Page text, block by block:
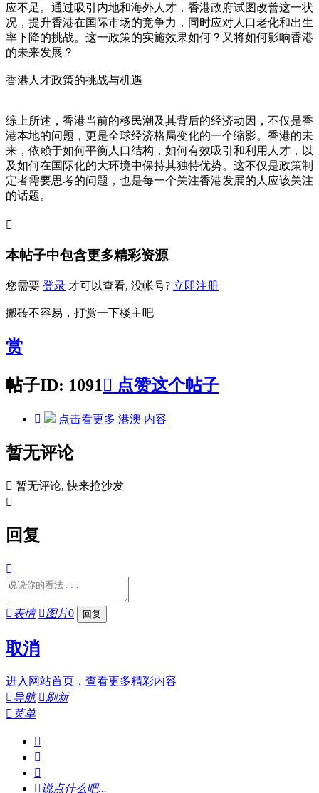
应不足。通过吸引内地和海外人才，香港政府试图改善这一状
况，提升香港在国际市场的竞争力，同时应对人口老化和出生
率下降的挑战。这一政策的实施效果如何？又将如何影响香港
的未来发展？
香港人才政策的挑战与机遇
综上所述，香港当前的移民潮及其背后的经济动因，不仅是香
港本地的问题，更是全球经济格局变化的一个缩影。香港的未
来，依赖于如何平衡人口结构，如何有效吸引和利用人才，以
及如何在国际化的大环境中保持其独特优势。这不仅是政策制
定者需要思考的问题，也是每一个关注香港发展的人应该关注
的话题。

本帖子中包含更多精彩资源
您需要 登录 才可以查看, 没帐号? 立即注册
搬砖不容易，打赏一下楼主吧
赏
帖子ID: 1091 点赞这个帖子
 点击看更多 港澳 内容
暂无评论
 暂无评论, 快来抢沙发

回复

表情 图片0
取消
进入网站首页，查看更多精彩内容
导航 刷新
菜单



说点什么吧...